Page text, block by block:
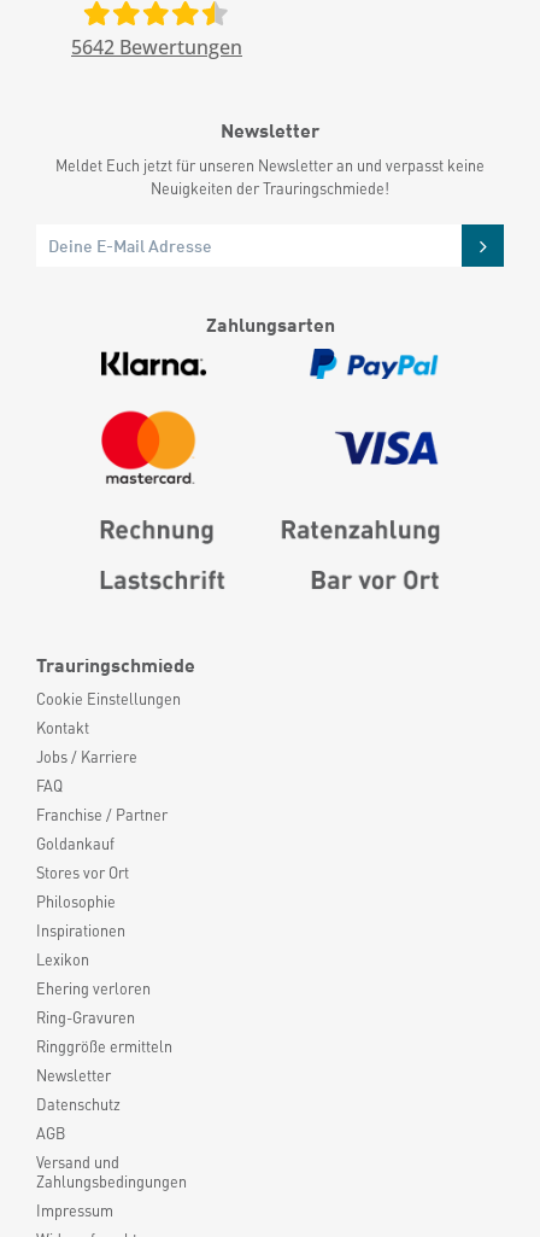
Trauringschmiede
Cookie Einstellungen
Kontakt
Jobs / Karriere
FAQ
Franchise / Partner
Goldankauf
Stores vor Ort
Philosophie
Inspirationen
Lexikon
Ehering verloren
Ring-Gravuren
Ringgröße ermitteln
Newsletter
Datenschutz
AGB
Versand und
Zahlungsbedingungen
Impressum
5642 Bewertungen
Newsletter
Meldet Euch jetzt für unseren Newsletter an und verpasst keine
Neuigkeiten der Trauringschmiede!
Zahlungsarten